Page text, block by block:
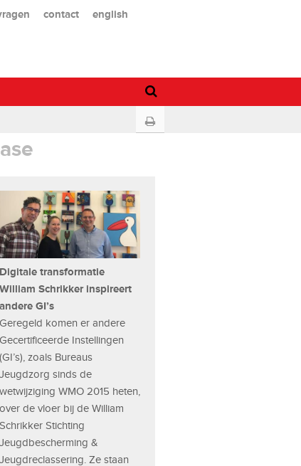
contact english
Digitale transformatie
William Schrikker inspireert
andere GI’s
Geregeld komen er andere
Gecertificeerde Instellingen
(GI’s), zoals Bureaus
Jeugdzorg sinds de
wetwijziging WMO 2015 heten,
over de vloer bij de William
Schrikker Stichting
Jeugdbescherming &
Jeugdreclassering. Ze staan